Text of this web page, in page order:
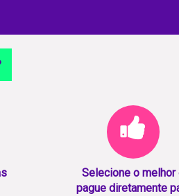
Selecione o melhor
pague diretamente